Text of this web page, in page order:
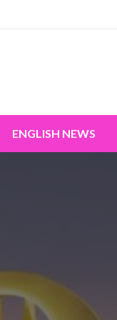
ENGLISH NEWS